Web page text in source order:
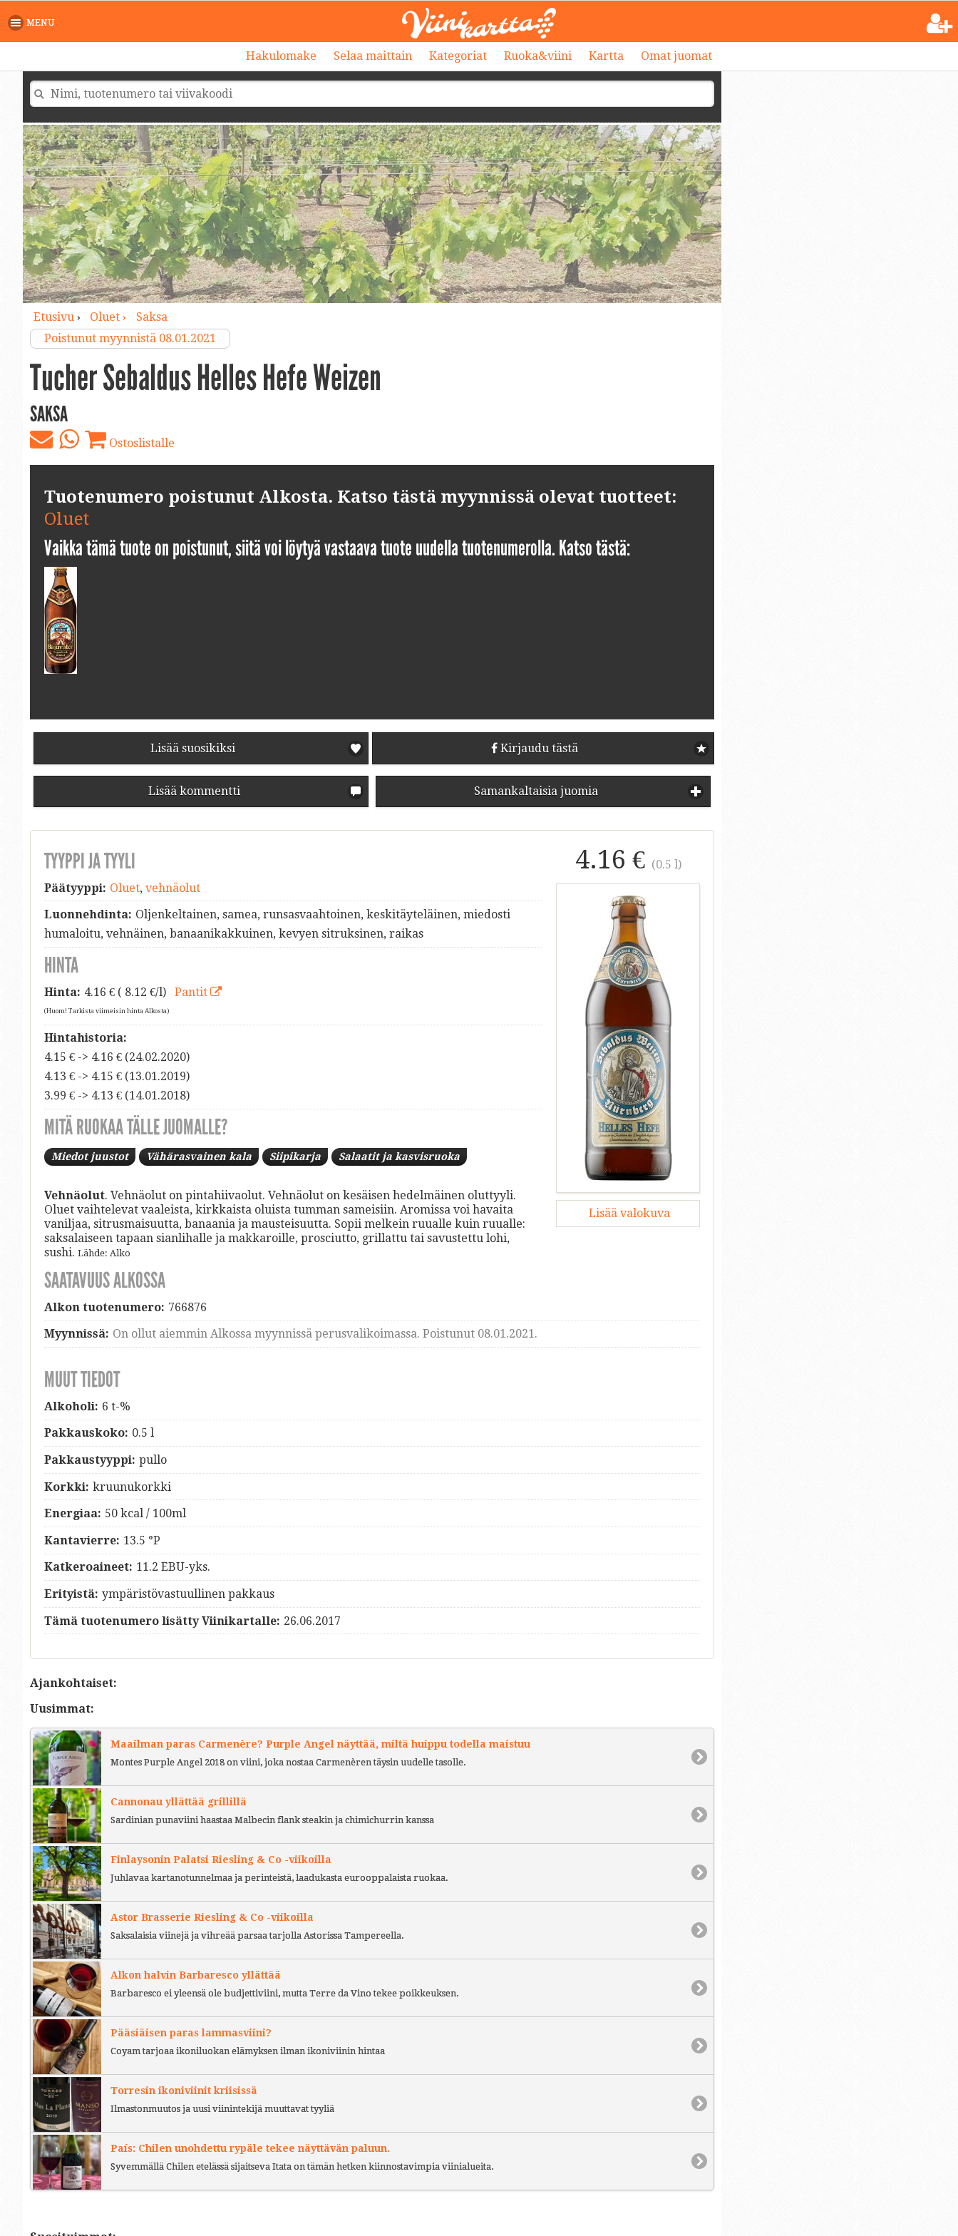
MENU
Hakulomake Selaa maittain Kategoriat Ruoka&viini Kartta Omat juomat
Etusivu› Oluet ›
Saksa
Poistunut myynnistä 08.01.2021
Tucher Sebaldus Helles Hefe Weizen
SAKSA
Ostoslistalle
Tuotenumero poistunut Alkosta. Katso tästä myynnissä olevat tuotteet:
Oluet
Vaikka tämä tuote on poistunut, siitä voi löytyä vastaava tuote uudella tuotenumerolla. Katso tästä:
Lisää suosikiksi Kirjaudu tästä
Lisää kommentti Samankaltaisia juomia
4.16 € (0.5 l)
Lisää valokuva
TYYPPI JA TYYLI
Päätyyppi: Oluet, vehnäolut
Luonnehdinta: Oljenkeltainen, samea, runsasvaahtoinen, keskitäyteläinen, miedosti
humaloitu, vehnäinen, banaanikakkuinen, kevyen sitruksinen, raikas
HINTA
Hinta: 4.16 € ( 8.12 €/l) Pantit
(Huom! Tarkista viimeisin hinta Alkosta)
Hintahistoria:
4.15 € -> 4.16 € (24.02.2020)
4.13 € -> 4.15 € (13.01.2019)
3.99 € -> 4.13 € (14.01.2018)
MITÄ RUOKAA TÄLLE JUOMALLE?
Miedot juustot Vähärasvainen kala Siipikarja Salaatit ja kasvisruoka
Vehnäolut. Vehnäolut on pintahiivaolut. Vehnäolut on kesäisen hedelmäinen oluttyyli.
Oluet vaihtelevat vaaleista, kirkkaista oluista tumman sameisiin. Aromissa voi havaita
vaniljaa, sitrusmaisuutta, banaania ja mausteisuutta. Sopii melkein ruualle kuin ruualle:
saksalaiseen tapaan sianlihalle ja makkaroille, prosciutto, grillattu tai savustettu lohi,
sushi. Lähde: Alko
SAATAVUUS ALKOSSA
Alkon tuotenumero: 766876
Myynnissä: On ollut aiemmin Alkossa myynnissä perusvalikoimassa. Poistunut 08.01.2021.
MUUT TIEDOT
Alkoholi: 6 t-%
Pakkauskoko: 0.5 l
Pakkaustyyppi: pullo
Korkki: kruunukorkki
Energiaa: 50 kcal / 100ml
Kantavierre: 13.5 °P
Katkeroaineet: 11.2 EBU-yks.
Erityistä: ympäristövastuullinen pakkaus
Tämä tuotenumero lisätty Viinikartalle: 26.06.2017
Ajankohtaiset:
Uusimmat:
Maailman paras Carmenère? Purple Angel näyttää, miltä huippu todella maistuu
Montes Purple Angel 2018 on viini, joka nostaa Carmenèren täysin uudelle tasolle.
Cannonau yllättää grillillä
Sardinian punaviini haastaa Malbecin flank steakin ja chimichurrin kanssa
Finlaysonin Palatsi Riesling & Co -viikoilla
Juhlavaa kartanotunnelmaa ja perinteistä, laadukasta eurooppalaista ruokaa.
Astor Brasserie Riesling & Co -viikoilla
Saksalaisia viinejä ja vihreää parsaa tarjolla Astorissa Tampereella.
Alkon halvin Barbaresco yllättää
Barbaresco ei yleensä ole budjettiviini, mutta Terre da Vino tekee poikkeuksen.
Pääsiäisen paras lammasviini?
Coyam tarjoaa ikoniluokan elämyksen ilman ikoniviinin hintaa
Torresin ikoniviinit kriisissä
Ilmastonmuutos ja uusi viinintekijä muuttavat tyyliä
País: Chilen unohdettu rypäle tekee näyttävän paluun.
Syvemmällä Chilen etelässä sijaitseva Itata on tämän hetken kiinnostavimpia viinialueita.